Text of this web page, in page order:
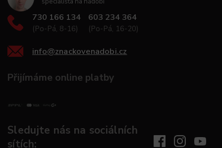
730 166 134
(Po-Pá, 8-16)
603 234 364
(Po-Pá, 16-20)
info@znackovenadobi.cz
Přijímáme online platby
Sledujte nás na sociálních
sítích: